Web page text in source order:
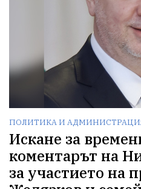
ПОЛИТИКА И
Искане за
коментарът на
за участието на